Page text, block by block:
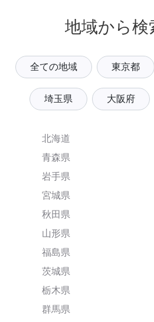
地域から検
全ての地域 東京都
埼玉県 大阪府
北海道
青森県
岩手県
宮城県
秋田県
山形県
福島県
茨城県
栃木県
群馬県